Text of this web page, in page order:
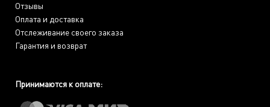
Отзывы
Оплата и доставка
Отслеживание своего заказа
Гарантия и возврат
Принимаются к оплате: